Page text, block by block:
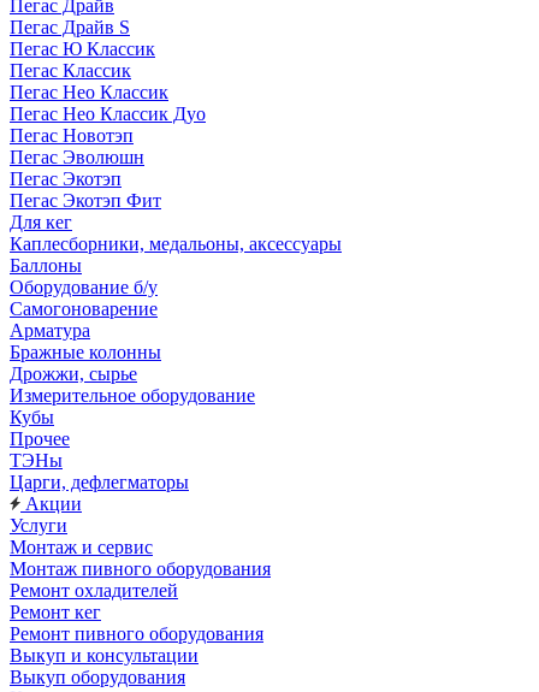
Пегас Драйв
Пегас Драйв S
Пегас Ю Классик
Пегас Классик
Пегас Нео Классик
Пегас Нео Классик Дуо
Пегас Новотэп
Пегас Эволюшн
Пегас Экотэп
Пегас Экотэп Фит
Для кег
Каплесборники, медальоны, аксессуары
Баллоны
Оборудование б/у
Самогоноварение
Арматура
Бражные колонны
Дрожжи, сырье
Измерительное оборудование
Кубы
Прочее
ТЭНы
Царги, дефлегматоры
Акции
Услуги
Монтаж и сервис
Монтаж пивного оборудования
Ремонт охладителей
Ремонт кег
Ремонт пивного оборудования
Выкуп и консультации
Выкуп оборудования